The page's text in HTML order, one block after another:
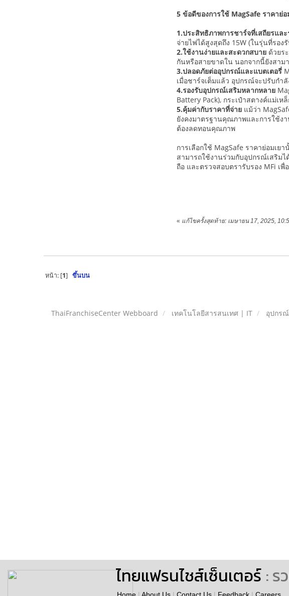
5 ข้อดีของการใช้ MagSafe ราคาย่อ
1.ประสิทธิภาพการชาร์จที่เสถียรและ
จ่ายไฟได้สูงสุดถึง 15W (ในรุ่นที่รอ
2.ใช้งานง่ายและสะดวกสบาย ด้วยร
กันหรือสายขาดใน นอกจากนี้ยังสาม
3.ปลอดภัยต่ออุปกรณ์และแบตเตอรี่
เมื่อชาร์จเต็มแล้ว อุปกรณ์จะปรับกำ
4.รองรับอุปกรณ์เสริมหลากหลาย
Battery Pack), กระเป๋าสตางค์แม่เ
5.คุ้มค่ากับราคาที่จ่าย แม้ว่า
ยังคงมาตรฐานคุณภาพและการใช้งา
ต้องลดทอนคุณภาพ
การเลือกใช้ MagSafe ราคาย่อมเ
สามารถใช้งานร่วมกับอุปกรณ์เสริม
ถือ และตรวจสอบตรารับรอง MFi เ
« แก้ไขครั้งสุดท้าย: เมษายน 17, 2025,
หน้า: [1] ขึ้นบน
ThaiFranchiseCenter Webboard เทคโนโลยีสารสนเทศ | IT อุปกร
ไทยแฟรนไชส์เซ็นเตอร์ : ร